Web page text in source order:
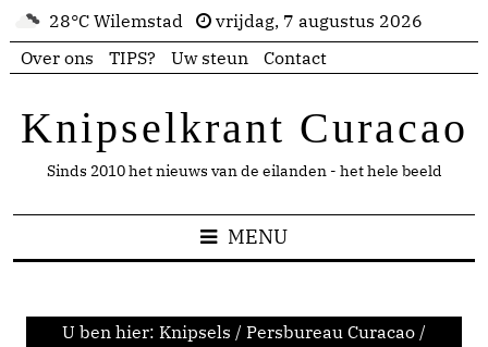
28°C Wilemstad
vrijdag, 7 augustus 2026
Over ons
TIPS? Uw steun Contact
Knipselkrant Curacao
Sinds 2010 het nieuws van de eilanden - het hele beeld
MENU
U ben hier: Knipsels / Persbureau Curacao /